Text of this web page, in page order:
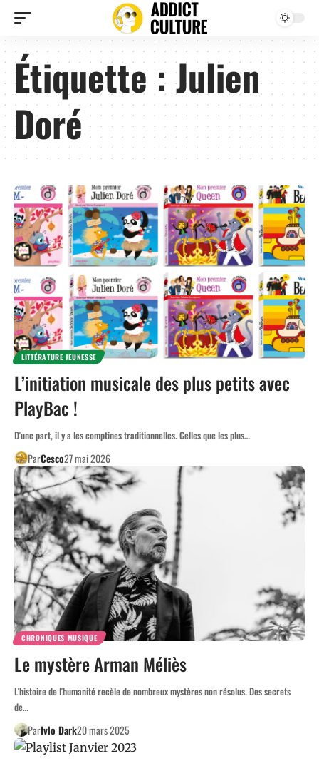
Étiquette :Julien
Doré
LITTÉRATURE JEUNESSE
L’initiation musicale des plus petits avec
PlayBac !
D'une part, il y a les comptines traditionnelles. Celles que les plus…
ParCesco27 mai 2026
CHRONIQUES MUSIQUE
Le mystère Arman Méliès
L'histoire de l'humanité recèle de nombreux mystères non résolus. Des secrets
de…
ParIvlo Dark20 mars 2025